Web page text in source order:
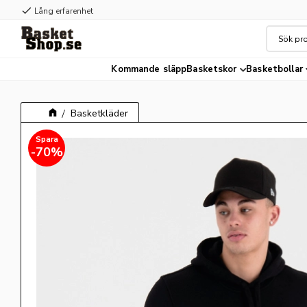
check Lång erfarenhet
Kommande släppBasketskor Basketbollar
Basketkläder
70%